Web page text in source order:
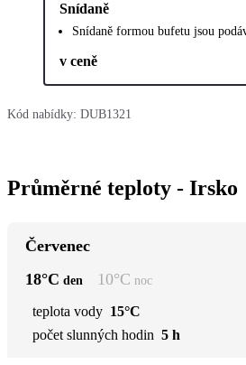
Snídaně
Snídaně formou bufetu jsou
v ceně
Kód nabídky: DUB1321
Průměrné teploty - Irsko
Červenec
18°C den 10°C noc
teplota vody 15°C
počet slunných hodin 5 h